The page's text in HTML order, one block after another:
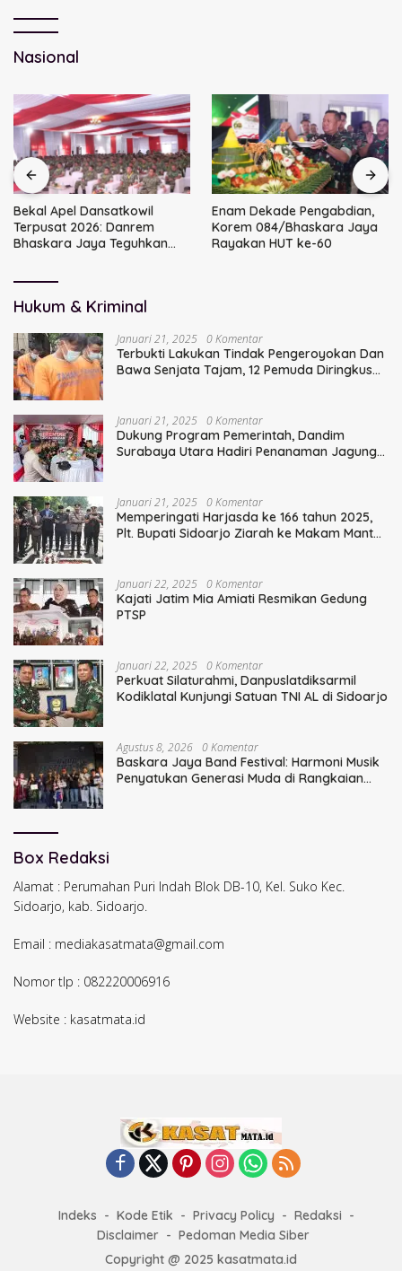
Nasional
Bekal Apel Dansatkowil
Terpusat 2026: Danrem
Bhaskara Jaya Teguhkan
Enam Dekade Pengabdian,
Korem 084/Bhaskara Jaya
Rayakan HUT ke-60
Hukum & Kriminal
Januari 21, 2025 0 Komentar
Terbukti Lakukan Tindak Pengeroyokan Dan
Bawa Senjata Tajam, 12 Pemuda Diringkus
Januari 21, 2025 0 Komentar
Dukung Program Pemerintah, Dandim
Surabaya Utara Hadiri Penanaman Jagung
Januari 21, 2025 0 Komentar
Memperingati Harjasda ke 166 tahun 2025,
Plt. Bupati Sidoarjo Ziarah ke Makam Mantan
Januari 22, 2025 0 Komentar
Kajati Jatim Mia Amiati Resmikan Gedung
PTSP
Januari 22, 2025 0 Komentar
Perkuat Silaturahmi, Danpuslatdiksarmil
Kodiklatal Kunjungi Satuan TNI AL di Sidoarjo
Agustus 8, 2026 0 Komentar
Baskara Jaya Band Festival: Harmoni Musik
Penyatukan Generasi Muda di Rangkaian
Box Redaksi
Alamat : Perumahan Puri Indah Blok DB-10, Kel. Suko Kec.
Sidoarjo, kab. Sidoarjo.
Email : mediakasatmata@gmail.com
Nomor tlp : 082220006916
Website : kasatmata.id
Indeks Kode Etik Privacy Policy
Redaksi
Disclaimer
Pedoman Media Siber
Copyright @ 2025 kasatmata.id